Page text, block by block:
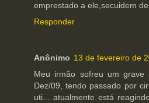
emprestado a ele,secuidem
Responder
Anônimo 13 de fevereiro de
Meu irmão sofreu um grave
Dez/09, tendo passado por
uti... atualmente está